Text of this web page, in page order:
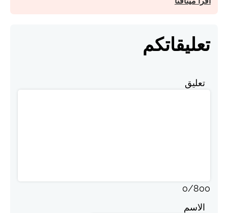
تعليقاتكم
تعليق
0/800
الاسم